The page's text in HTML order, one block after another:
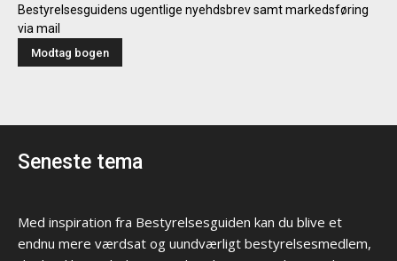
Bestyrelsesguidens ugentlige nyehdsbrev samt markedsføring
via mail
Seneste tema
Med inspiration fra Bestyrelsesguiden kan du blive et
endnu mere værdsat og uundværligt bestyrelsesmedlem,